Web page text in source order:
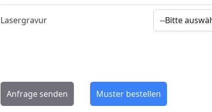
Lasergravur
Anfrage senden Muster bestellen